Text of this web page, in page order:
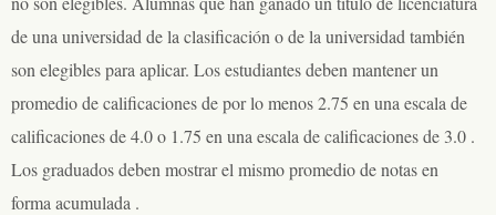
de una universidad de la clasificación o de la universidad también
son elegibles para aplicar. Los estudiantes deben mantener un
promedio de calificaciones de por lo menos 2.75 en una escala de
calificaciones de 4.0 o 1.75 en una escala de calificaciones de 3.0 .
Los graduados deben mostrar el mismo promedio de notas en
forma acumulada .